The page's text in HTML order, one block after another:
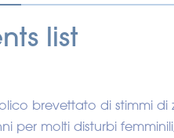
list
brevettato di stimmi
per molti disturbi